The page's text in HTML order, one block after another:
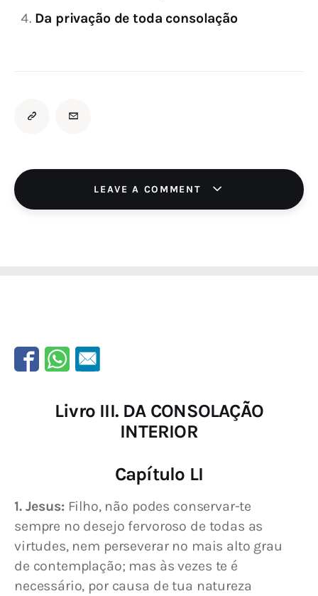
Da privação de toda consolação
LEAVE A COMMENT
Livro III. DA CONSOLAÇÃO
INTERIOR
Capítulo LI
1. Jesus: Filho, não podes conservar-te
sempre no desejo fervoroso de todas as
virtudes, nem perseverar no mais alto grau
de contemplação; mas às vezes te é
necessário, por causa de tua natureza